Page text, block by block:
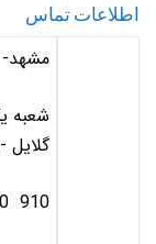
اطلاعات تماس
مشهد-
گلایل -بین 2 و 4
910 00 376 051